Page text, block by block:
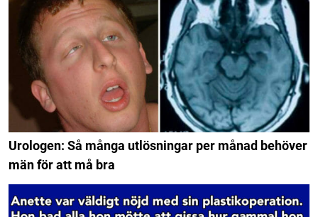
Urologen: Så många utlösningar per månad behöver
män för att må bra